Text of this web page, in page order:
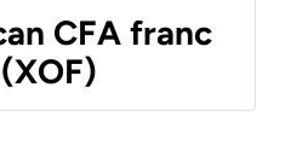
CFA franc